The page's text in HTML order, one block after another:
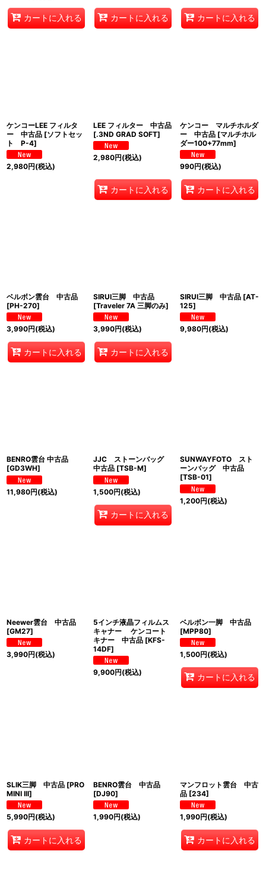
カートに入れる カートに入れる カートに入れる
ケンコーLEE フィルタ
ー 中古品 [ソフトセッ
ト P-4]
2,980円(税込)
LEE フィルター 中古品
[.3ND GRAD SOFT]
2,980円(税込)
カートに入れる
ケンコー マルチホルダ
ー 中古品 [マルチホル
ダー100+77mm]
990円(税込)
カートに入れる
ベルボン雲台 中古品
[PH-270]
3,990円(税込)
カートに入れる
SIRUI三脚 中古品
[Traveler 7A 三脚のみ]
3,990円(税込)
カートに入れる
SIRUI三脚 中古品 [AT-
125]
9,980円(税込)
BENRO雲台 中古品
[GD3WH]
11,980円(税込)
JJC ストーンバッグ
中古品 [TSB-M]
1,500円(税込)
カートに入れる
SUNWAYFOTO スト
ーンバッグ 中古品
[TSB-01]
1,200円(税込)
Neewer雲台 中古品
[GM27]
3,990円(税込)
5インチ液晶フィルムス
キャナー ケンコート
キナー 中古品 [KFS-
14DF]
9,900円(税込)
ベルボン一脚 中古品
[MPP80]
1,500円(税込)
カートに入れる
SLIK三脚 中古品 [PRO
MINI III]
5,990円(税込)
カートに入れる
BENRO雲台 中古品
[DJ90]
1,990円(税込)
マンフロット雲台 中古
品 [234]
1,990円(税込)
カートに入れる